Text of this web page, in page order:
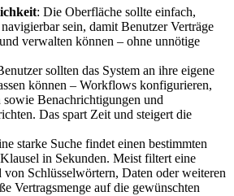
: Die Oberfläche sollte einfach,
sein, damit Benutzer Verträge
verwalten können – ohne unnötige
sollten das System an ihre eigene
können – Workflows konfigurieren,
sowie Benachrichtigungen und
Das spart Zeit und steigert die
starke Suche findet einen bestimmten
in Sekunden. Meist filtert eine
von Schlüsselwörtern, Daten oder weiteren
Vertragsmenge auf die gewünschten